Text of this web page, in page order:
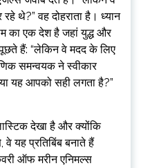
थे?” वह दोहराता है। ध्यान
का एक देश है जहां युद्ध और
हैं: “लेकिन वे मदद के लिए
समन्वयक ने स्वीकार
यह आपको सही लगता है?”
देखा है और क्योंकि
यह प्रतिबिंब बनाते हैं
ऑफ मरीन एनिमल्स